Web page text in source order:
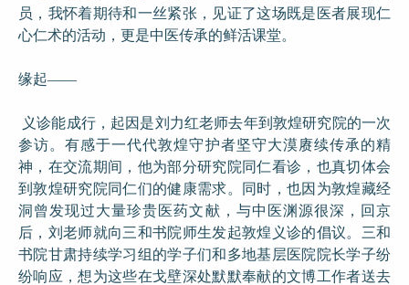
员，我怀着期待和一丝紧张，见证了这场既是医者展现仁
心仁术的活动，更是中医传承的鲜活课堂。
缘起——
义诊能成行，起因是刘力红老师去年到敦煌研究院的一次
参访。有感于一代代敦煌守护者坚守大漠赓续传承的精
神，在交流期间，他为部分研究院同仁看诊，也真切体会
到敦煌研究院同仁们的健康需求。同时，也因为敦煌藏经
洞曾发现过大量珍贵医药文献，与中医渊源很深，回京
后，刘老师就向三和书院师生发起敦煌义诊的倡议。三和
书院甘肃持续学习组的学子们和多地基层医院院长学子纷
纷响应，想为这些在戈壁深处默默奉献的文博工作者送去